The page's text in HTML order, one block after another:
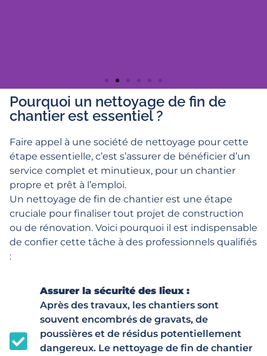
Espaces industriels
tels que de la sciure, des traces d’huile ou des gravats. Nous
utilisons des aspirateurs industriels et des machines de lavage
haute pression pour éliminer ces salissures et assurer des
lieux de travail sécurisés.
Pourquoi un nettoyage de fin de
chantier est essentiel ?
Faire appel à une société de nettoyage pour cette
étape essentielle, c’est s’assurer de bénéficier d’un
service complet et minutieux, pour un chantier
propre et prêt à l’emploi.
Un nettoyage de fin de chantier est une étape
cruciale pour finaliser tout projet de construction
ou de rénovation. Voici pourquoi il est indispensable
de confier cette tâche à des professionnels qualifiés
:
Assurer la sécurité des lieux :
Après des travaux, les chantiers sont
souvent encombrés de gravats, de
poussières et de résidus potentiellement
dangereux. Le nettoyage de fin de chantier